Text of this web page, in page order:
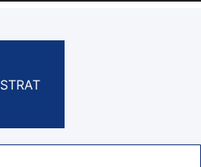
STRAT